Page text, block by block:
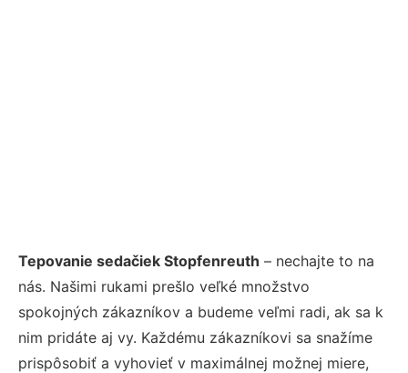
Tepovanie sedačiek Stopfenreuth – nechajte to na
nás. Našimi rukami prešlo veľké množstvo
spokojných zákazníkov a budeme veľmi radi, ak sa k
nim pridáte aj vy. Každému zákazníkovi sa snažíme
prispôsobiť a vyhovieť v maximálnej možnej miere,